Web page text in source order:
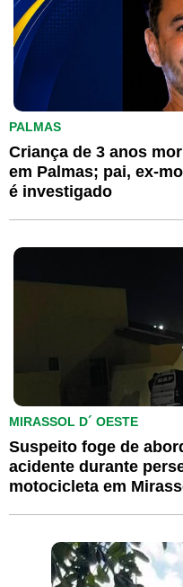
PALMAS
Criança de 3 anos
em Palmas; pai, ex-
é investigado
MIRASSOL D´ OESTE
Suspeito foge de
acidente durante
motocicleta em